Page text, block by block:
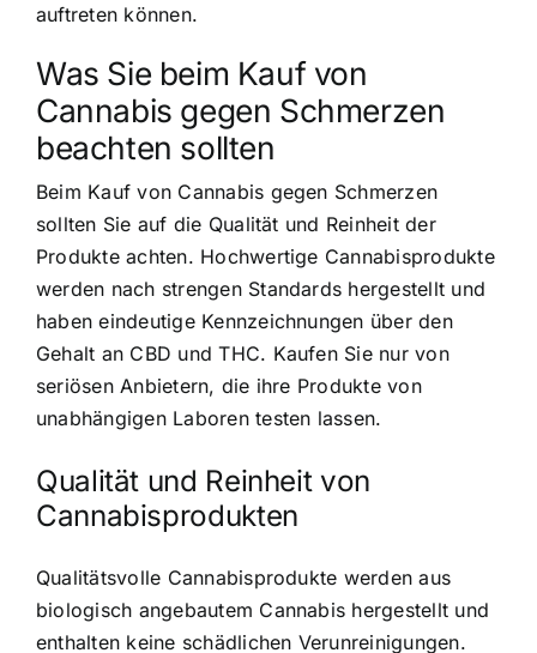
auftreten können.
Was Sie beim Kauf von
Cannabis gegen Schmerzen
beachten sollten
Beim Kauf von Cannabis gegen Schmerzen
sollten Sie auf die Qualität und Reinheit der
Produkte achten. Hochwertige Cannabisprodukte
werden nach strengen Standards hergestellt und
haben eindeutige Kennzeichnungen über den
Gehalt an CBD und THC. Kaufen Sie nur von
seriösen Anbietern, die ihre Produkte von
unabhängigen Laboren testen lassen.
Qualität und Reinheit von
Cannabisprodukten
Qualitätsvolle Cannabisprodukte werden aus
biologisch angebautem Cannabis hergestellt und
enthalten keine schädlichen Verunreinigungen.